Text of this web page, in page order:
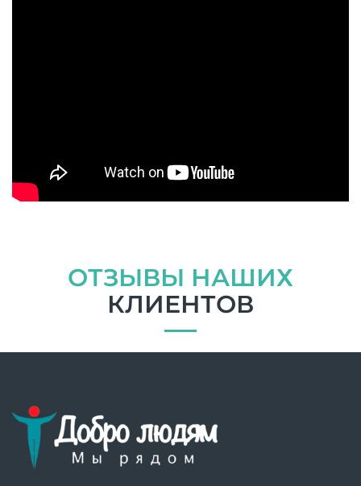
ОТЗЫВЫ НАШИХ
КЛИЕНТОВ